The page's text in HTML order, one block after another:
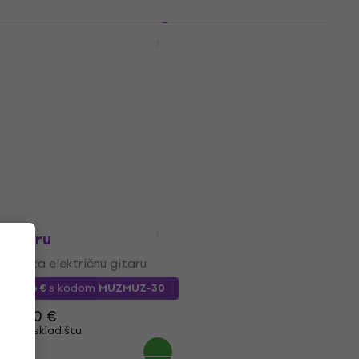
D'Addario NYXL1059 Žice za električnu
D'Addario XSE1056 Žice za električnu
gitaru
Žice za električnu gitaru
17,26 € s kodom MUZMUZ-30
24,90 €
Na skladištu